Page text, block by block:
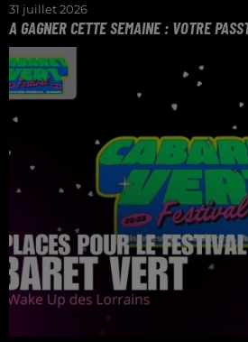
31 juillet 2026
A GAGNER CETTE SEMAINE : VOTRE